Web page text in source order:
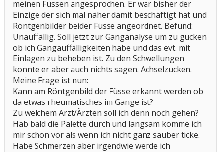
meinen Füssen angesprochen. Er war bisher der
Einzige der sich mal näher damit beschäftigt hat und
Röntgenbilder beider Füsse angeordnet. Befund:
Unauffällig. Soll jetzt zur Ganganalyse um zu gucken
ob ich Gangauffälligkeiten habe und das evt. mit
Einlagen zu beheben ist. Zu den Schwellungen
konnte er aber auch nichts sagen. Achselzucken.
Meine Frage ist nun:
Kann am Röntgenbild der Füsse erkannt werden ob
da etwas rheumatisches im Gange ist?
Zu welchem Arzt/Ärzten soll ich denn noch gehen?
Hab bald die Palette durch und langsam komme ich
mir schon vor als wenn ich nicht ganz sauber ticke.
Habe Schmerzen aber irgendwie werde ich